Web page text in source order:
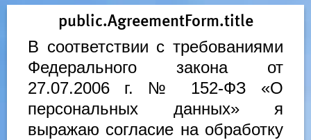
public.AgreementForm.title
В соответствии с требованиями
Федерального закона от
27.07.2006 г. № 152-ФЗ «О
персональных данных» я
выражаю согласие на обработку